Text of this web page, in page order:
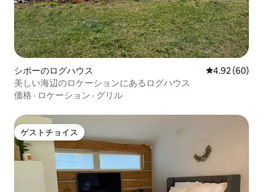
シポーのログハウス レビュー60
4.92 (60)
美しい海辺のロケーションにあるログハウス
価格 · ロケーション · グリル
ゲストチョイス
ゲストチョイス